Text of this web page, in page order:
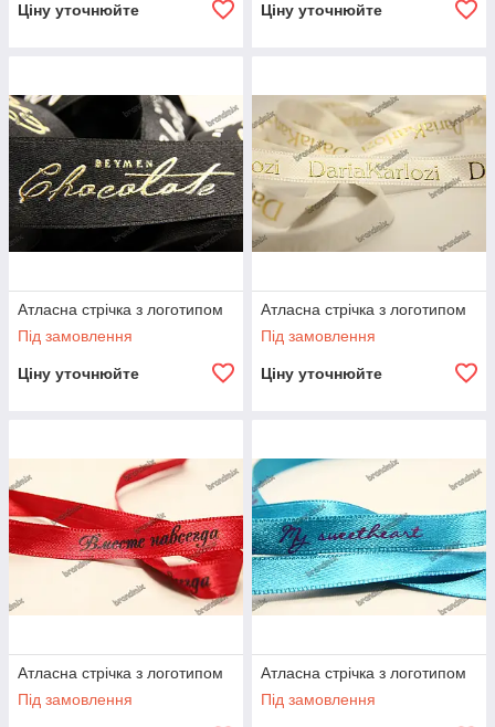
Ціну уточнюйте Ціну уточнюйте
Атласна стрічка з логотипом
Під замовлення
Ціну уточнюйте
Атласна стрічка з логотипом
Під замовлення
Ціну уточнюйте
Атласна стрічка з логотипом
Під замовлення
Атласна стрічка з логотипом
Під замовлення